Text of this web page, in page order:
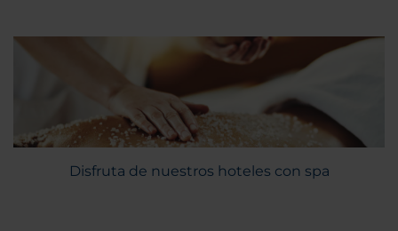
Disfruta de nuestros hoteles con spa